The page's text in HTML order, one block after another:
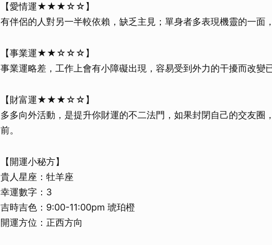
【愛情運★★★☆☆】
有伴侶的人對另一半較依賴，缺乏主見；單身者多表現機靈的一面
【事業運★★☆☆☆】
事業運略差，工作上會有小障礙出現，容易受到外力的干擾而改變
【財富運★★★☆☆】
多多向外活動，是提升你財運的不二法門，如果封閉自己的交友圈
前。
【開運小秘方】
貴人星座：牡羊座
幸運數字：3
吉時吉色：9:00-11:00pm 琥珀橙
開運方位：正西方向